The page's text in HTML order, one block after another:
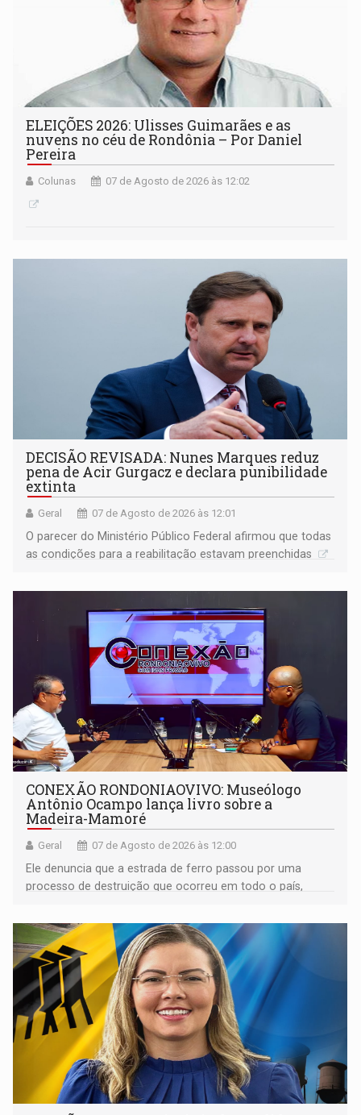
ELEIÇÕES 2026: Ulisses Guimarães e as
nuvens no céu de Rondônia – Por Daniel
Pereira
Colunas 07 de Agosto de 2026 às 12:02
DECISÃO REVISADA: Nunes Marques reduz
pena de Acir Gurgacz e declara punibilidade
extinta
Geral 07 de Agosto de 2026 às 12:01
O parecer do Ministério Público Federal afirmou que todas
as condições para a reabilitação estavam preenchidas
CONEXÃO RONDONIAOVIVO: Museólogo
Antônio Ocampo lança livro sobre a
Madeira-Mamoré
Geral 07 de Agosto de 2026 às 12:00
Ele denuncia que a estrada de ferro passou por uma
processo de destruição que ocorreu em todo o país,